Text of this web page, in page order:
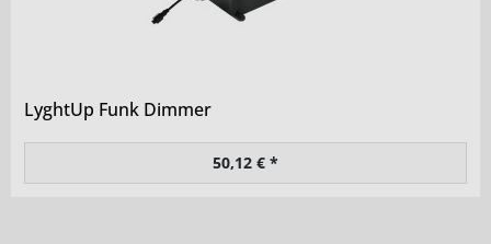
LyghtUp Funk Dimmer
50,12 € *